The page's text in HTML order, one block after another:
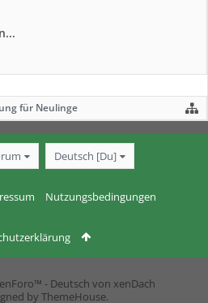
für Neulinge
Deutsch [Du]
Nutzungsbedingungen
- Deutsch von xenDach
by ThemeHouse.